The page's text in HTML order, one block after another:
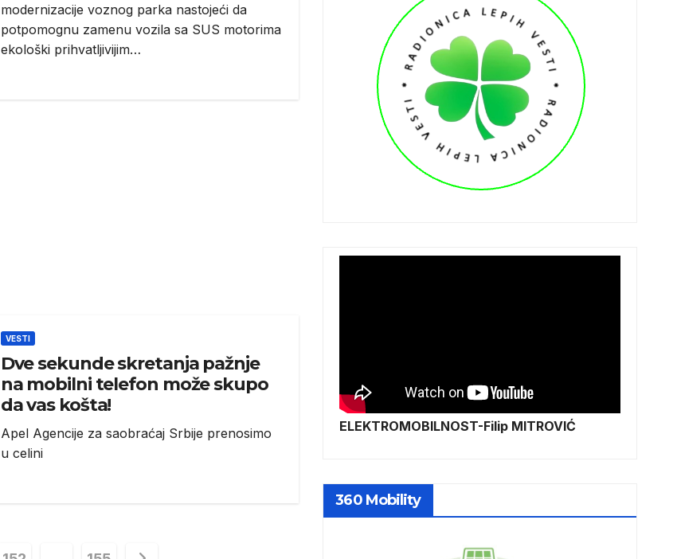
modernizacije voznog parka nastojeći da
potpomognu zamenu vozila sa SUS motorima
ekološki prihvatljivijim…
VESTI
Dve sekunde skretanja pažnje
na mobilni telefon može skupo
da vas košta!
Apel Agencije za saobraćaj Srbije prenosimo
u celini
ELEKTROMOBILNOST-Filip MITROVIĆ
360 Mobility